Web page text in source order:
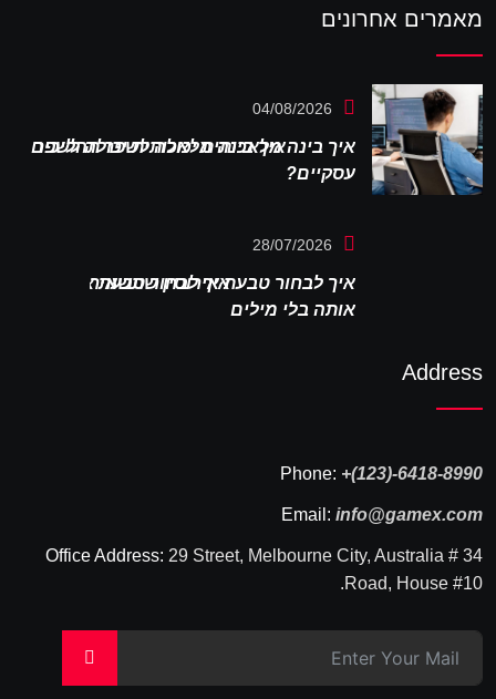
מאמרים אחרונים
04/08/2026
איך בינה מלאכותית יכולה לשפר תהליכים
עסקיים?
28/07/2026
איך לבחור טבעת אירוסין שתשאיר
אותה בלי מילים
Address
Phone: +(123)-6418-8990
Email: info@gamex.com
Office Address: 29 Street, Melbourne City, Australia # 34
Road, House #10.
>